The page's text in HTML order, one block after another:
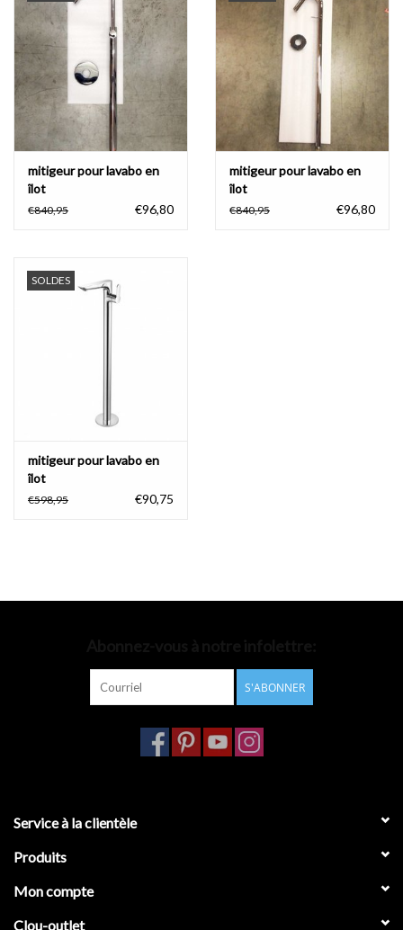
mitigeur pour lavabo en
îlot
€840,95 €96,80
mitigeur pour lavabo en
îlot
€840,95 €96,80
SOLDES
mitigeur pour lavabo en
îlot
€598,95 €90,75
S'ABONNER
Service à la clientèle
Produits
Mon compte
Clou-outlet